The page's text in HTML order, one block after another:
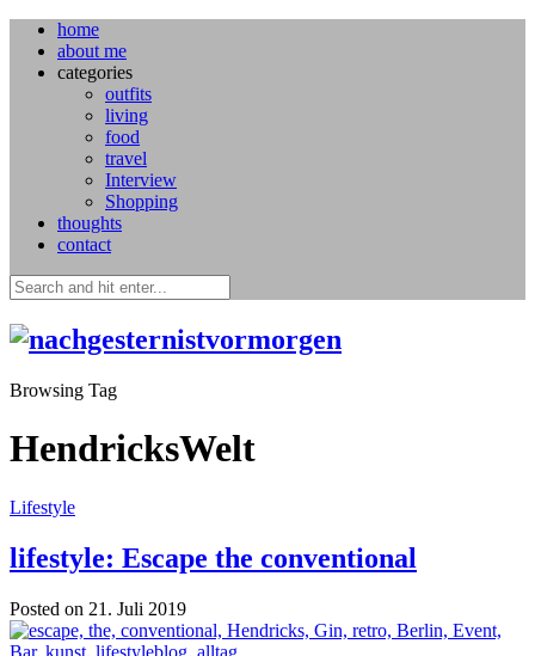
home
about me
categories
outfits
living
food
travel
Interview
Shopping
thoughts
contact
Browsing Tag
HendricksWelt
Lifestyle
lifestyle: Escape the conventional
Posted on 21. Juli 2019